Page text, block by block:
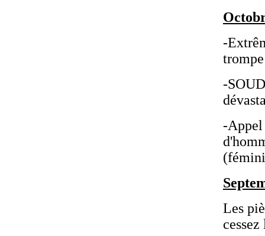
-
-
-Appel
Les